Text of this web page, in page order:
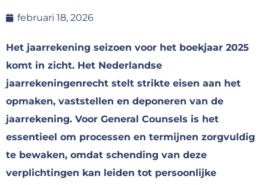
februari 18, 2026
Het jaarrekening seizoen voor het boekjaar 2025
komt in zicht. Het Nederlandse
jaarrekeningenrecht stelt strikte eisen aan het
opmaken, vaststellen en deponeren van de
jaarrekening. Voor General Counsels is het
essentieel om processen en termijnen zorgvuldig
te bewaken, omdat schending van deze
verplichtingen kan leiden tot persoonlijke